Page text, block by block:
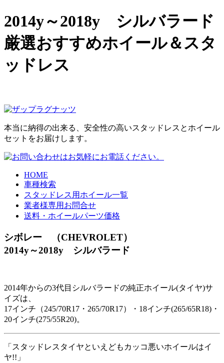
2014y～2018y シルバラード
厳選おすすめホイール＆スタ
ッドレス
本当に納得の出来る、安全性の高いスタッドレスとホイール
セットをお届けします。
HOME
車種検索
スタッドレス用ホイール一覧
業者様専用お問合せ
送料・ホイールパーツ価格
シボレー （CHEVROLET）
2014y～2018y シルバラード
2014年からの3代目シルバラードの純正ホイール(タイヤ)サ
イズは、
17インチ（245/70R17・265/70R17）・18インチ(265/65R18)・
20インチ(275/55R20)。
「スタッドレスタイヤといえどもカッコ悪いホイールはイ
ヤ!!」